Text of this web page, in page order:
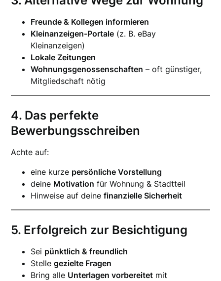
Freunde & Kollegen informieren
Kleinanzeigen-Portale (z. B. eBay
Kleinanzeigen)
Lokale Zeitungen
Wohnungsgenossenschaften – oft günstiger,
Mitgliedschaft nötig
4. Das perfekte
Bewerbungsschreiben
Achte auf:
eine kurze persönliche Vorstellung
deine Motivation für Wohnung & Stadtteil
Hinweise auf deinefinanzielle Sicherheit
5. Erfolgreich zur Besichtigung
Sei pünktlich & freundlich
Stellegezielte Fragen
Bring alle Unterlagen vorbereitet mit